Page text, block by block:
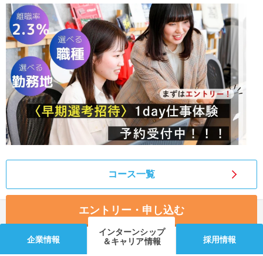
コース一覧
エントリー・申し込む
企業情報
インターンシップ
＆キャリア情報
採用情報